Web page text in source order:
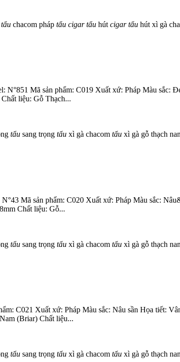
tẩu chacom pháp tẩu cigar tẩu hút cigar tẩu hút xì gà
Mã sản phẩm: C019 Xuất xứ: Pháp Màu sắc:
liệu: Gỗ Thạch...
tẩu sang trọng tẩu xì gà chacom tẩu xì gà gỗ thạch
Mã sản phẩm: C020 Xuất xứ: Pháp Màu sắc:
Chất liệu: Gỗ...
tẩu sang trọng tẩu xì gà chacom tẩu xì gà gỗ thạch
C021 Xuất xứ: Pháp Màu sắc: Nâu sần Họa tiết:
(Briar) Chất liệu...
tẩu sang trọng tẩu xì gà chacom tẩu xì gà gỗ thạch